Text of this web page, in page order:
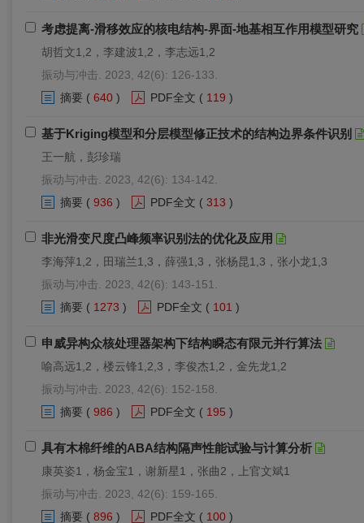
考虑提离-滑移效应的核电结构-界面-地基相互作用模型研究
胡哲文1,2，李建波1,2，李志远1,2
振动与冲击. 2023, 42(6): 126-133.
摘要 ( 640 ) PDF全文 ( 119 )
基于Kriging模型和分层模型修正技术的结构边界条件识别
王一航，彭珍瑞
振动与冲击. 2023, 42(6): 134-142.
摘要 ( 936 ) PDF全文 ( 313 )
非光滑变尺度凸峰频率识别法的优化及应用
李海萍1,2，田瑞兰1,3，薛强1,3，张杨昆1,3，张小龙1,3
振动与冲击. 2023, 42(6): 143-151.
摘要 ( 1273 ) PDF全文 ( 101 )
申威异构众核处理器架构下结构瞬态有限元并行算法
喻高远1,2，楼云锋1,2,3，李俊杰1,2，金先龙1,2
振动与冲击. 2023, 42(6): 152-158.
摘要 ( 986 ) PDF全文 ( 195 )
具有木棉纤维的ABA结构隔声性能试验与计算分析
康英姿1，杨金宝1，谢新星1，张曲2，上官文斌1
振动与冲击. 2023, 42(6): 159-165.
摘要 ( 896 ) PDF全文 ( 100 )